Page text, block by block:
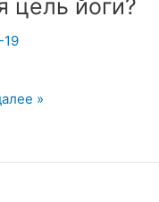
цель йоги?
19
»